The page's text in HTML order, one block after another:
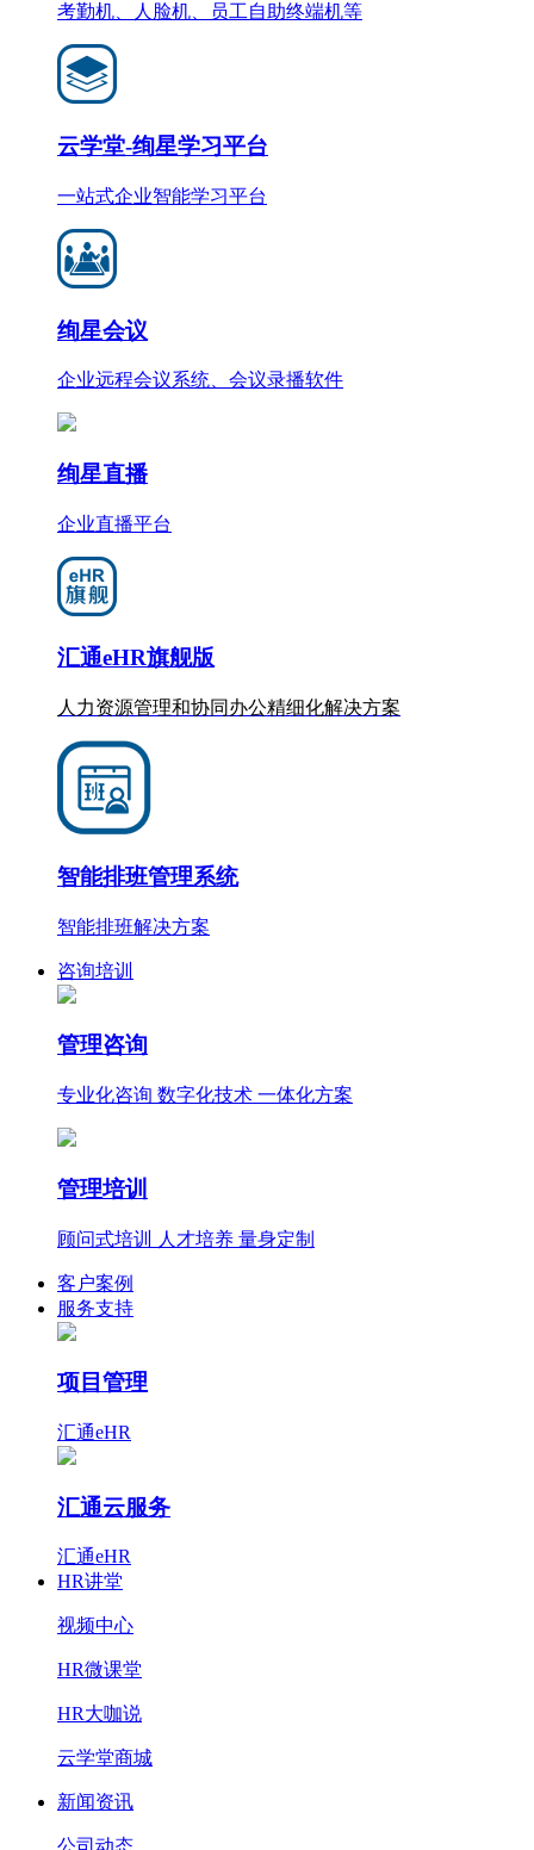
考勤机、人脸机、员工自助终端机等
云学堂-绚星学习平台
一站式企业智能学习平台
绚星会议
企业远程会议系统、会议录播软件
绚星直播
企业直播平台
汇通eHR旗舰版
人力资源管理和协同办公精细化解决方案
智能排班管理系统
智能排班解决方案
咨询培训
管理咨询
专业化咨询 数字化技术 一体化方案
管理培训
顾问式培训 人才培养 量身定制
客户案例
服务支持
项目管理
汇通eHR
汇通云服务
汇通eHR
HR讲堂
视频中心
HR微课堂
HR大咖说
云学堂商城
新闻资讯